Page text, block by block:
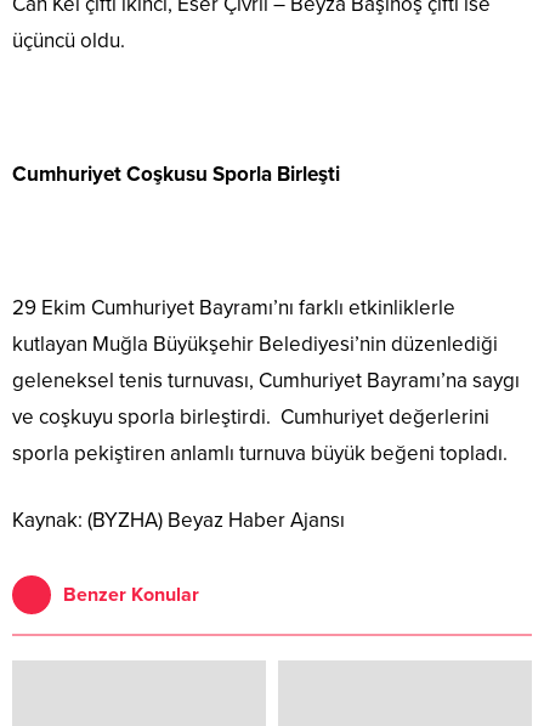
üçüncü oldu.
Cumhuriyet Coşkusu Sporla Birleşti
29 Ekim Cumhuriyet Bayramı’nı farklı etkinliklerle
kutlayan Muğla Büyükşehir Belediyesi’nin düzenlediği
geleneksel tenis turnuvası, Cumhuriyet Bayramı’na saygı
ve coşkuyu sporla birleştirdi. Cumhuriyet değerlerini
sporla pekiştiren anlamlı turnuva büyük beğeni topladı.
Kaynak: (BYZHA) Beyaz Haber Ajansı
Benzer Konular